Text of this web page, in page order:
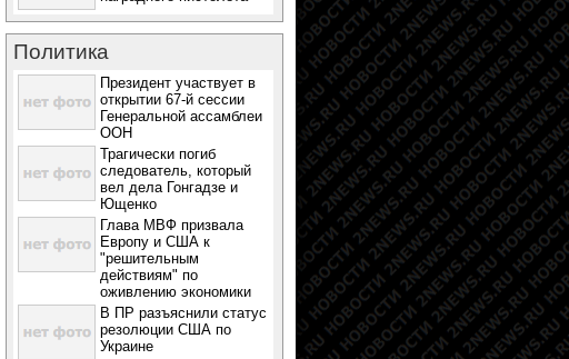
Политика
Президент участвует в
открытии 67-й сессии
Генеральной ассамблеи
ООН
Трагически погиб
следователь, который
вел дела Гонгадзе и
Ющенко
Глава МВФ призвала
Европу и США к
"решительным
действиям" по
оживлению экономики
В ПР разъяснили статус
резолюции США по
Украине